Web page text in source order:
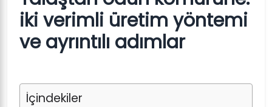
iki verimli üretim yöntemi
ve ayrıntılı adımlar
İçindekiler